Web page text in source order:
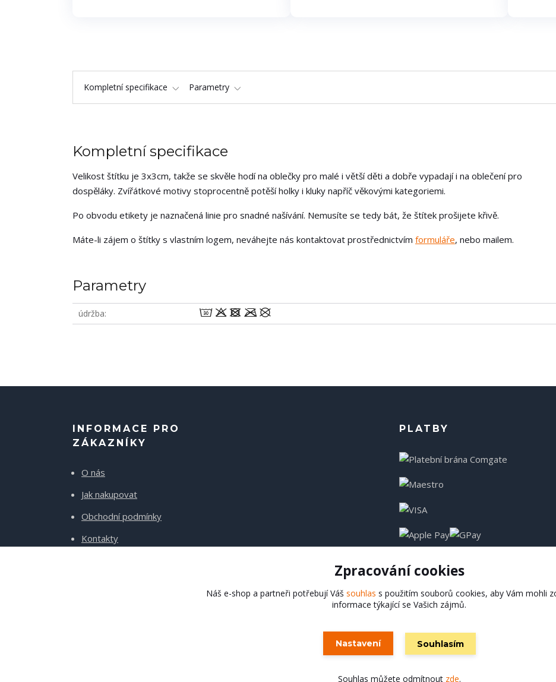
Kompletní specifikace Parametry
Kompletní specifikace
Velikost štítku je 3x3cm, takže se skvěle hodí na oblečky pro malé i větší děti a dobře vypadají i na oblečení pro
dospěláky. Zvířátkové motivy stoprocentně potěší holky i kluky napříč věkovými kategoriemi.
Po obvodu etikety je naznačená linie pro snadné našívání. Nemusíte se tedy bát, že štítek prošijete křivě.
Máte-li zájem o štítky s vlastním logem, neváhejte nás kontaktovat prostřednictvím formuláře, nebo mailem.
Parametry
údržba wodmU
INFORMACE PRO
ZÁKAZNÍKY
O nás
Jak nakupovat
Obchodní podmínky
Kontakty
PLATBY
Hadladla.cz
Zpracování cookies
Náš e-shop a partneři potřebují Váš souhlas s použitím souborů cookies, aby Vám mohli
informace týkající se Vašich zájmů.
Nastavení Souhlasím
Souhlas můžete odmítnout zde.